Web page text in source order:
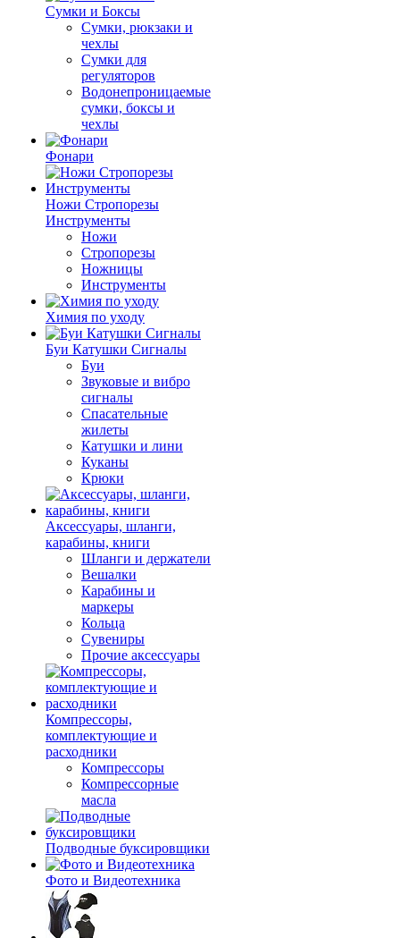
Сумки и Боксы
Сумки, рюкзаки и
чехлы
Сумки для
регуляторов
Водонепроницаемые
сумки, боксы и
чехлы
Фонари
Ножи Стропорезы
Инструменты
Ножи
Стропорезы
Ножницы
Инструменты
Химия по уходу
Буи Катушки Сигналы
Буи
Звуковые и вибро
сигналы
Спасательные
жилеты
Катушки и лини
Куканы
Крюки
Аксессуары, шланги,
карабины, книги
Шланги и держатели
Вешалки
Карабины и
маркеры
Кольца
Сувениры
Прочие аксессуары
Компрессоры,
комплектующие и
расходники
Компрессоры
Компрессорные
масла
Подводные буксировщики
Фото и Видеотехника